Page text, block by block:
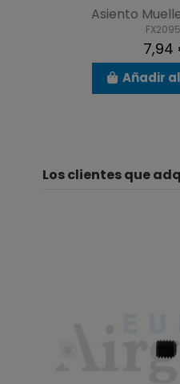
Asiento
7,94
Añadir
Los clientes que